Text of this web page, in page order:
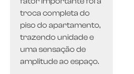
troca completa do
piso do apartamento,
trazendo unidade e
uma sensação de
amplitude ao espaço.